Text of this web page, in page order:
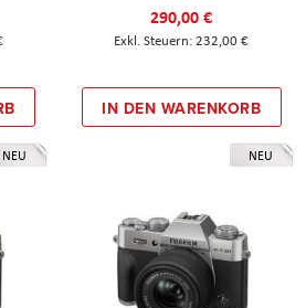
290,00 €
232,00 €
IN DEN WARENKORB
NEU NEU